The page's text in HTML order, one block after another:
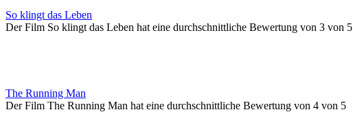
So klingt das Leben
Der Film So klingt das Leben hat eine durchschnittliche Bewertung von 3 von 5
The Running Man
Der Film The Running Man hat eine durchschnittliche Bewertung von 4 von 5